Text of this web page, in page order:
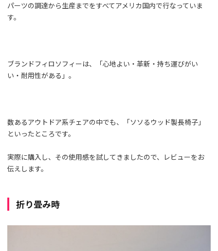
パーツの調達から生産までをすべてアメリカ国内で行なっていま
す。
ブランドフィロソフィーは、「心地よい・革新・持ち運びがい
い・耐用性がある」。
数あるアウトドア系チェアの中でも、「ソソるウッド製長椅子」
といったところです。
実際に購入し、その使用感を試してきましたので、レビューをお
伝えします。
折り畳み時